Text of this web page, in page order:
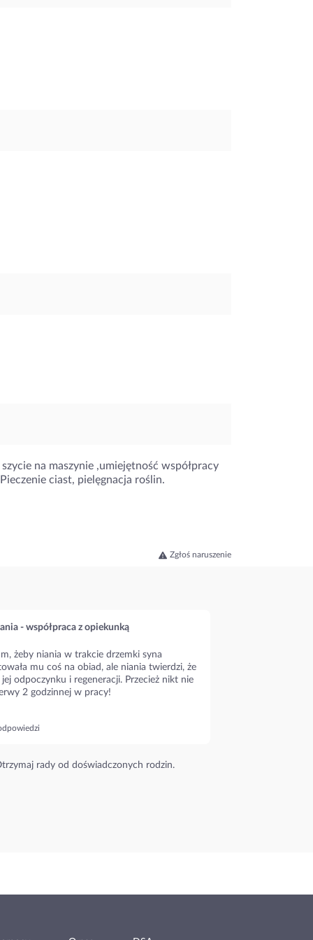
na maszynie ,umiejętność współpracy
ciast, pielęgnacja roślin.
Zgłoś naruszenie
- współpraca z opiekunką
żeby niania w trakcie drzemki syna
mu coś na obiad, ale niania twierdzi, że
odpoczynku i regeneracji. Przecież nikt nie
2 godzinnej w pracy!
rady od doświadczonych rodzin.